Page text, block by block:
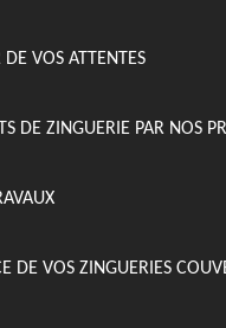
VOS ATTENTES
DE ZINGUERIE PAR NOS
DE VOS ZINGUERIES